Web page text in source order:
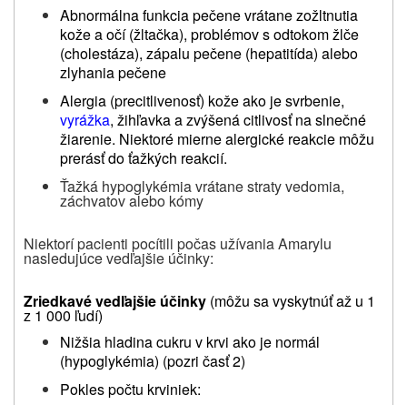
Abnormálna funkcia pečene vrátane zožltnutia
kože a očí (žltačka), problémov s odtokom žlče
(cholestáza), zápalu pečene (hepatitída) alebo
zlyhania pečene
Alergia (precitlivenosť) kože ako je svrbenie,
vyrážka, žihľavka a zvýšená citlivosť na slnečné
žiarenie. Niektoré mierne alergické reakcie môžu
prerásť do ťažkých reakcií.
Ťažká hypoglykémia vrátane straty vedomia,
záchvatov alebo kómy
Niektorí pacienti pocítili počas užívania Amarylu
nasledujúce vedľajšie účinky:
Zriedkavé vedľajšie účinky (môžu sa vyskytnúť až u 1
z 1 000 ľudí)
Nižšia hladina cukru v krvi ako je normál
(hypoglykémia) (pozri časť 2)
Pokles počtu krviniek: